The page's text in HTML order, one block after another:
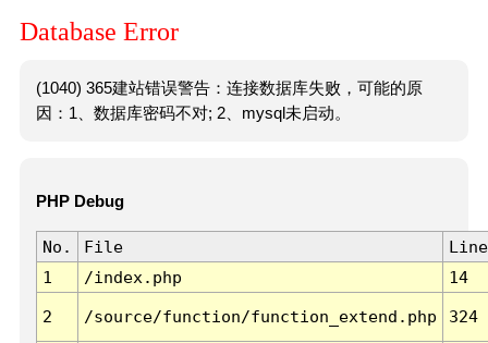
Database Error
(1040) 365建站错误警告：连接数据库失败，可能的原
因：1、数据库密码不对; 2、mysql未启动。
PHP Debug
No. File
Line
1
/index.php 14
2 /source/function/function_extend.php 324